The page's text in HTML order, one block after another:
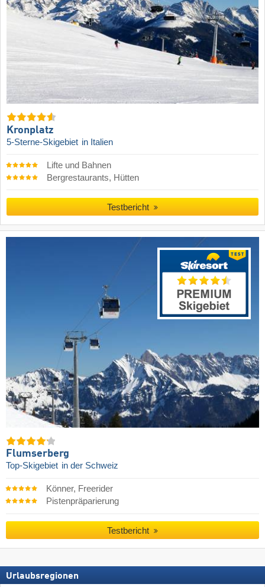
Kronplatz
5-Sterne-Skigebiet in Italien
Lifte und Bahnen
Bergrestaurants, Hütten
Testbericht
Flumserberg
Top-Skigebiet in der Schweiz
Könner, Freerider
Pistenpräparierung
Testbericht
Urlaubsregionen